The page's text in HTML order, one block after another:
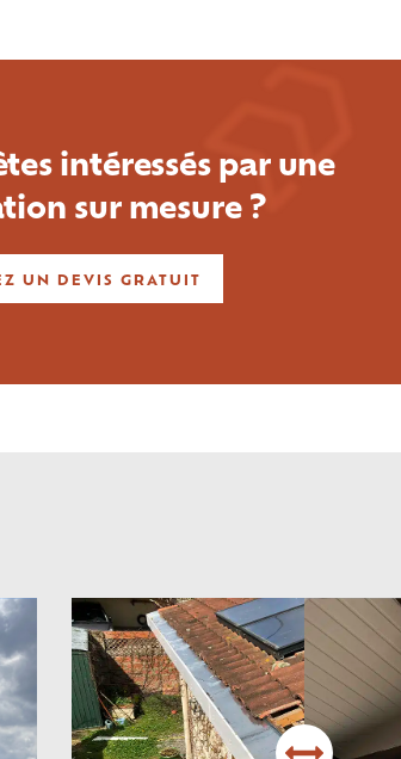
intéressés par une
sur mesure ?
UN DEVIS GRATUIT